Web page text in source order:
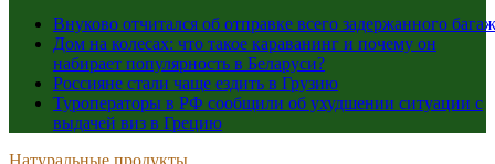
Внуково отчитался об отправке всего задержанного
Дом на колесах: что такое караванинг и почему он
набирает популярность в Беларуси?
Россияне стали чаще ездить в Грузию
Туроператоры в РФ сообщили об ухудшении ситуации с
выдачей виз в Грецию
Натуральные продукты